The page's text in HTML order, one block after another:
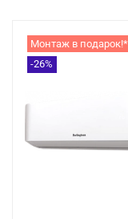
Монтаж в подарок!*
-26%